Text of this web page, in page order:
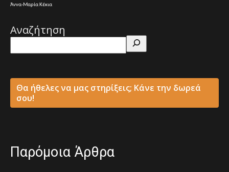
Άννα-Μαρία Κέκια
Αναζήτηση
Θα ήθελες να μας στηρίξεις; Κάνε την δωρεά
σου!
Παρόμοια Άρθρα